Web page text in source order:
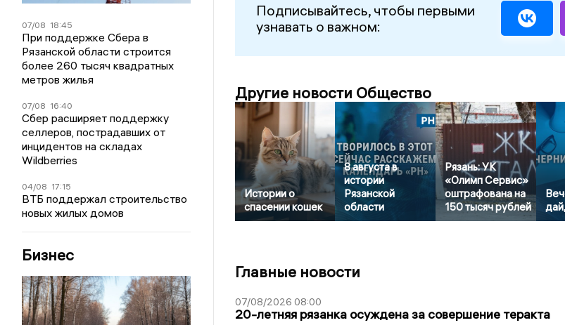
07/08 18:45
При поддержке Сбера в
Рязанской области строится
более 260 тысяч квадратных
метров жилья
07/08 16:40
Сбер расширяет поддержку
селлеров, пострадавших от
инцидентов на складах
Wildberries
04/08 17:15
ВТБ поддержал строительство
новых жилых домов
Бизнес
Подписывайтесь, чтобы первыми
узнавать о важном:
Другие новости Общество
Истории о
спасении кошек
8 августа в
истории
Рязанской
области
Рязань: УК
«Олимп Сервис»
оштрафована на
150 тысяч рублей
Главные новости
07/08/2026 08:00
20-летняя рязанка осуждена за совершение теракта